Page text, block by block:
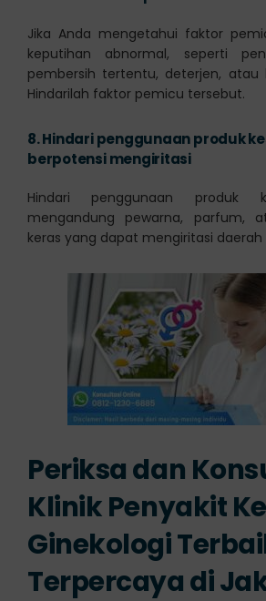
Jika Anda mengetahui faktor
keputihan abnormal, seperti
pembersih tertentu, deterjen, atau
Hindarilah faktor pemicu tersebut.
8.Hindari penggunaan produk
berpotensi mengiritasi
Hindari penggunaan produk
mengandung pewarna, parfum,
keras yang dapat mengiritasi daerah
Periksa dan
Klinik Penyakit
Ginekologi
Terpercaya di